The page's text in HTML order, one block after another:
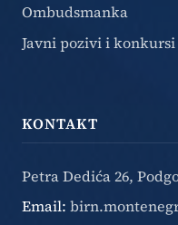
Ombudsmanka
Javni pozivi i konkursi
KONTAKT
Petra Dedića 26,
Email: